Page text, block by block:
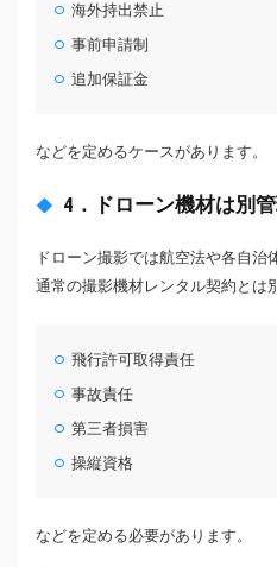
海外持出禁止
事前申請制
追加保証金
などを定めるケースがあります。
4．ドローン機材は別
ドローン撮影では航空法や各自治
通常の撮影機材レンタル契約とは
飛行許可取得責任
事故責任
第三者損害
操縦資格
などを定める必要があります。